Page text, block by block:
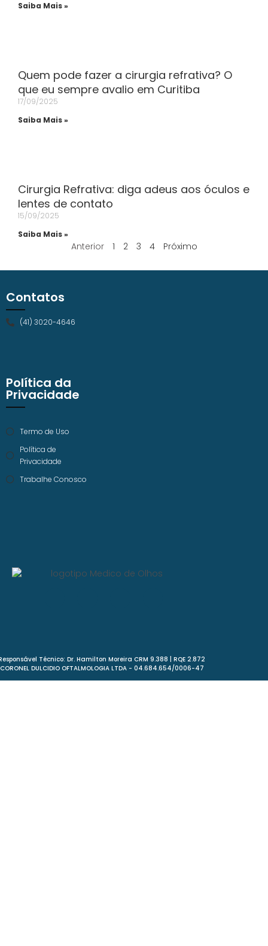
Saiba Mais »
Quem pode fazer a cirurgia refrativa? O
que eu sempre avalio em Curitiba
17/09/2025
Saiba Mais »
Cirurgia Refrativa: diga adeus aos óculos e
lentes de contato
15/09/2025
Saiba Mais »
Anterior 1 2 3 4 Próximo
Política da
Privacidade
Termo de Uso
Política de
Privacidade
Trabalhe Conosco
Contatos
(41) 3020-4646
Técnico: Dr. Hamilton Moreira CRM 9.388 | RQE 2.872
CORONEL DULCIDIO OFTALMOLOGIA LTDA - 04.684.654/0006-47